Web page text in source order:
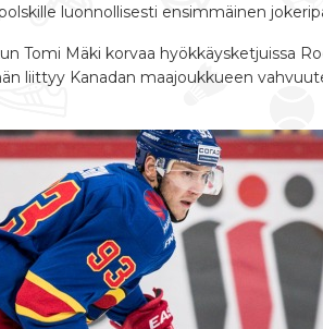
luonnollisesti ensimmäinen
Tomi Mäki korvaa hyökkäysketjuissa
liittyy Kanadan maajoukkueen